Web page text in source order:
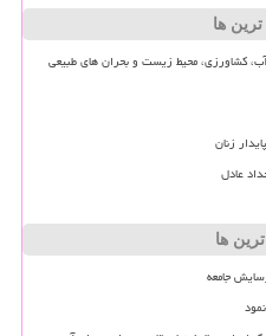
ترین ها
کشاورزی، محیط زیست و بحران های طبیعی
زنان
عادل
ها
جامعه